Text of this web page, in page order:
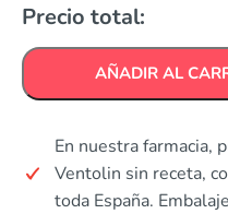
Precio total:
AÑADIR AL
En nuestra farmacia,
Ventolin sin receta,
toda España.